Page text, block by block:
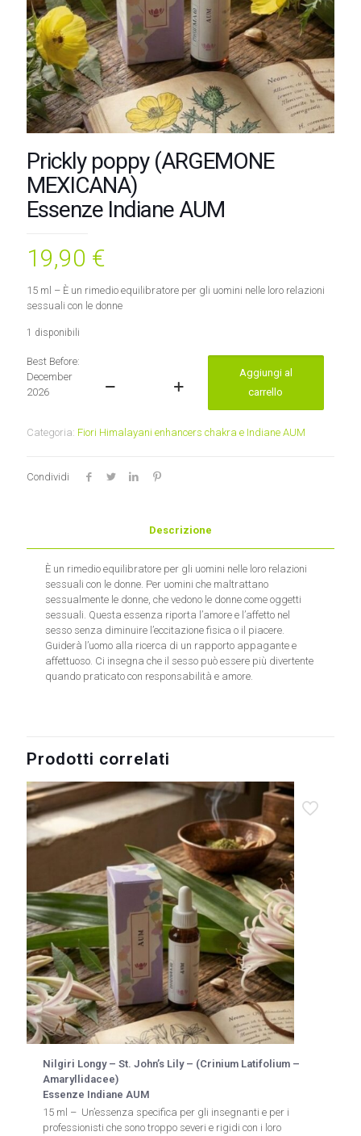
Prickly poppy (ARGEMONE
MEXICANA)
Essenze Indiane AUM
19,90 €
15 ml – È un rimedio equilibratore per gli uomini nelle loro relazioni
sessuali con le donne
1 disponibili
Best Before:
December
2026
Prickly
MEXICANA)
AUM
Aggiungi al
carrello
Categoria: Fiori Himalayani enhancers chakra e Indiane AUM
Condividi
Descrizione
È un rimedio equilibratore per gli uomini nelle loro relazioni
sessuali con le donne. Per uomini che maltrattano
sessualmente le donne, che vedono le donne come oggetti
sessuali. Questa essenza riporta l’amore e l’affetto nel
sesso senza diminuire l’eccitazione fisica o il piacere.
Guiderà l’uomo alla ricerca di un rapporto appagante e
affettuoso. Ci insegna che il sesso può essere più divertente
quando praticato con responsabilità e amore.
Prodotti correlati
Nilgiri Longy – St. John’s Lily – (Crinium Latifolium –
Amaryllidacee)
Essenze Indiane AUM
15 ml – Un’essenza specifica per gli insegnanti e per i
professionisti che sono troppo severi e rigidi con i loro